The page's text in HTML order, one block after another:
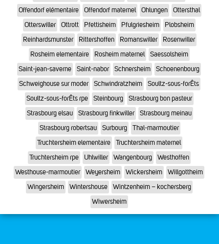
Offendorf elémentaire
Offendorf maternel Ohlungen
Ottersthal
Otterswiller
Ottrott Pfettisheim Pfulgriesheim
Plobsheim
Reinhardsmunster
Rittershoffen Romanswiller
Rosenwiller
Rosheim elementaire
Rosheim maternel
Saessolsheim
Saint-jean-saverne
Saint-nabor Schnersheim
Schoenenbourg
Schweighouse sur moder
Schwindratzheim
Soultz-sous-forÊts
Soultz-sous-forÊts rpe
Steinbourg
Strasbourg bon pasteur
Strasbourg elsau
Strasbourg finkwiller
Strasbourg meinau
Strasbourg robertsau
Surbourg
Thal-marmoutier
Truchtersheim elementaire
Truchtersheim maternel
Truchtersheim rpe
Uhlwiller Wangenbourg
Westhoffen
Westhouse-marmoutier
Weyersheim Wickersheim
Willgottheim
Wingersheim
Wintershouse
Wintzenheim – kochersberg
Wiwersheim